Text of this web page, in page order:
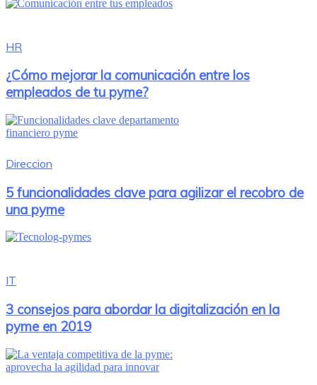
HR
¿Cómo mejorar la comunicación entre los
empleados de tu pyme?
Direccion
5 funcionalidades clave para agilizar el recobro de
una pyme
IT
3 consejos para abordar la digitalización en la
pyme en 2019